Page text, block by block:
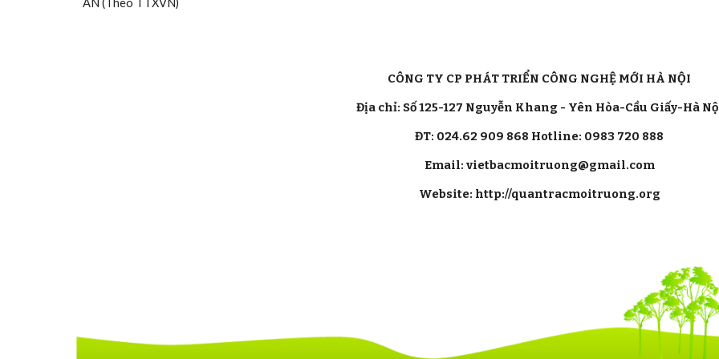
AN (Theo TTXVN)
CÔNG TY CP PHÁT TRIỂN CÔNG NGHỆ MỚI HÀ NỘI
Địa chỉ: Số 125-127 Nguyễn Khang - Yên Hòa-Cầu Giấy-Hà
ĐT: 024.62 909 868 Hotline: 0983 720 888
Email: vietbacmoitruong@gmail.com
Website: http://quantracmoitruong.org